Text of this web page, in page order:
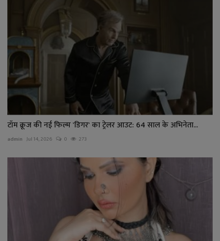
टॉम क्रूज की नई फिल्म 'डिगर' का ट्रेलर आउट: 64 साल के अभिनेता...
admin Jul 14, 2026 0 273